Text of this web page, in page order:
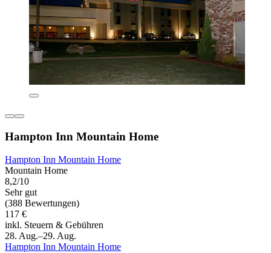
Hampton Inn Mountain Home
Hampton Inn Mountain Home
Mountain Home
8,2/10
Sehr gut
(388 Bewertungen)
117 €
inkl. Steuern & Gebühren
28. Aug.–29. Aug.
Hampton Inn Mountain Home